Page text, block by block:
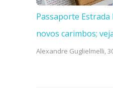
Passaporte Estrada
novos carimbos;
Alexandre Guglielmelli,